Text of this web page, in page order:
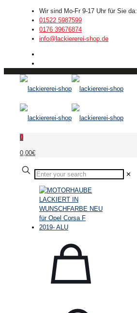
Wir sind Mo-Fr 9-17 Uhr für Sie da:
01522 5987599
0176 39676874
info@lackiererei-shop.de
0
0,00€
✕